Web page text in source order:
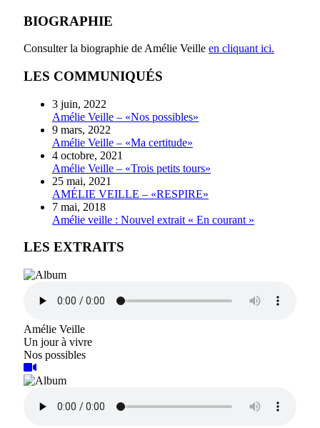
BIOGRAPHIE
Consulter la biographie de Amélie Veille en cliquant ici.
LES COMMUNIQUÉS
3 juin, 2022
Amélie Veille – «Nos possibles»
9 mars, 2022
Amélie Veille – «Ma certitude»
4 octobre, 2021
Amélie Veille – «Trois petits tours»
25 mai, 2021
AMÉLIE VEILLE – «RESPIRE»
7 mai, 2018
Amélie veille : Nouvel extrait « En courant »
LES EXTRAITS
Amélie Veille
Un jour à vivre
Nos possibles